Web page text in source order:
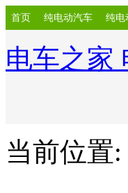
首页 纯电动汽车 纯电
电车之家
当前位置: